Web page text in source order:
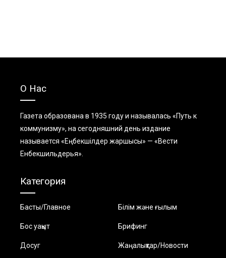
О Нас
Газета образована в 1935 году и называлась «Путь к
коммунизму», на сегодняшний день издание
называется «Еңбекшiлдер жаршысы» — «Вести
Енбекшильдерья».
Категория
Басты/Главное Білім және ғылым
Бос уақыт Брифинг
Досуг Жаңалықтар/Новости